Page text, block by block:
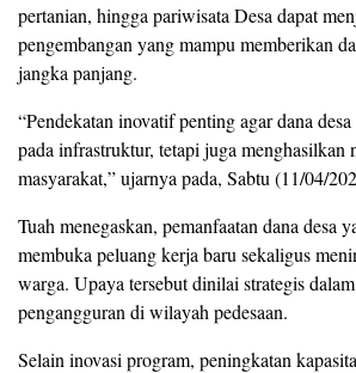
pertanian, hingga pariwisata Desa dapat
pengembangan yang mampu memberikan
jangka panjang.
“Pendekatan inovatif penting agar dana
pada infrastruktur, tetapi juga menghasilkan
masyarakat,” ujarnya pada, Sabtu (11/04/
Tuah menegaskan, pemanfaatan dana desa
membuka peluang kerja baru sekaligus
warga. Upaya tersebut dinilai strategis
pengangguran di wilayah pedesaan.
Selain inovasi program, peningkatan